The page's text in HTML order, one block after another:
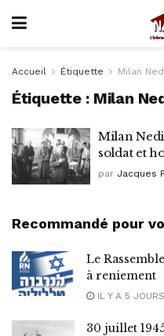
Accueil Étiquette Milan
Étiquette : Milan
Milan
soldat et
par Jacques
Recommandé pour
Le
à reniement
IL Y A 5 JOURS
30 juillet